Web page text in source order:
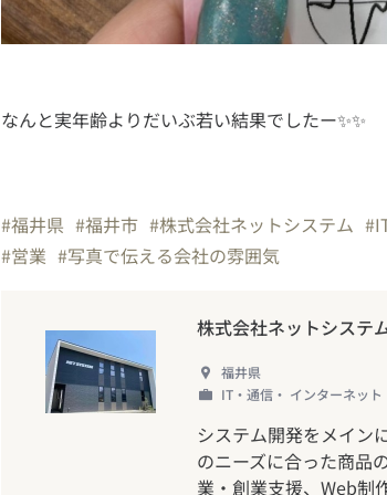
なんと実年齢よりだいぶ若い結果でしたー✨✨
#福井県 #福井市 #株式会社ネットシステム
#営業 #写真で伝える会社の雰囲気
株式会社ネットシステ
福井県
IT・通信・ インターネット
システム開発をメイン
のニーズに合った商品
業・創業支援、Web制